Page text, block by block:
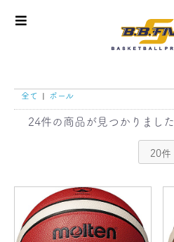
全て | ボール
24件の商品が見つかりました